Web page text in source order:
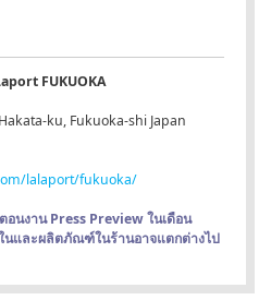
FUKUOKA
ku, Fukuoka-shi Japan
lalaport/fukuoka/
นงาน Press Preview ในเดือน
นและผลิตภัณฑ์ในร้านอาจแตกต่างไป